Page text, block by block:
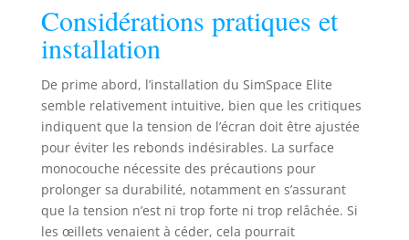
performances
précises et une
golf en salle.
Qualité d'image
supérieure : Conçu
comme un écran
d'impact pour
projecteur de golf,
il offre une qualité
Considérations pratiques et
installation
De prime abord, l’installation du SimSpace Elite
semble relativement intuitive, bien que les critiques
indiquent que la tension de l’écran doit être ajustée
pour éviter les rebonds indésirables. La surface
monocouche nécessite des précautions pour
prolonger sa durabilité, notamment en s’assurant
que la tension n’est ni trop forte ni trop relâchée. Si
les œillets venaient à céder, cela pourrait